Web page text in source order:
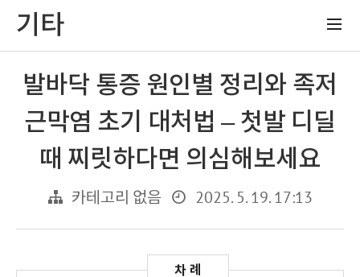
기타
발바닥 통증 원인별 정리와 족저
근막염 초기 대처법 – 첫발 디딜
때 찌릿하다면 의심해보세요
카테고리 없음 2025. 5. 19. 17:13